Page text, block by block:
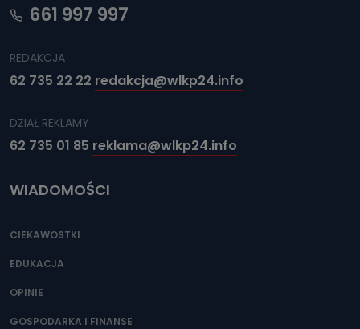
661 997 997
REDAKCJA
62 735 22 22 redakcja@wlkp24.info
DZIAŁ REKLAMY
62 735 01 85 reklama@wlkp24.info
WIADOMOŚCI
CIEKAWOSTKI
EDUKACJA
OPINIE
GOSPODARKA I FINANSE